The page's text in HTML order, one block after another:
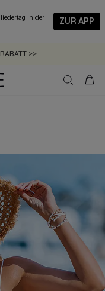
in der
ZUR APP
ARTIKEL >>
>>
ERHALTEN
89 €